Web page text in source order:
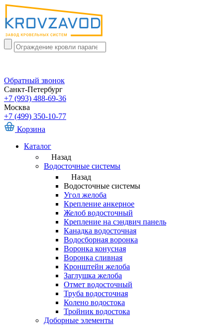
Обратный звонок
Санкт-Петербург
+7 (993) 488-69-36
Москва
+7 (499) 350-10-77
Корзина
Каталог
Назад
Водосточные системы
Назад
Водосточные системы
Угол желоба
Крепление анкерное
Желоб водосточный
Крепление на сэндвич панель
Канадка водосточная
Водосборная воронка
Воронка конусная
Воронка сливная
Кронштейн желоба
Заглушка желоба
Отмет водосточный
Труба водосточная
Колено водостока
Тройник водостока
Доборные элементы